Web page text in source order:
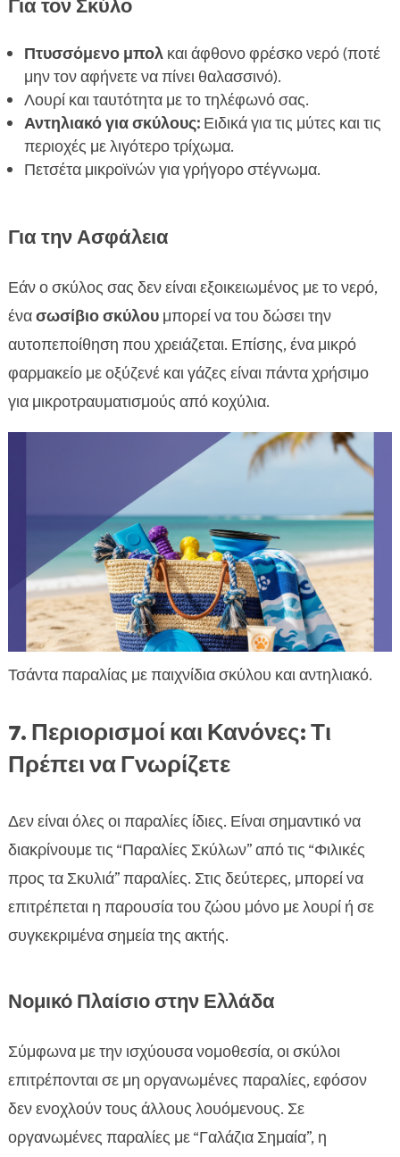
Για τον Σκύλο
Πτυσσόμενο μπολκαι άφθονο φρέσκο νερό (ποτέ
μην τον αφήνετε να πίνει θαλασσινό).
Λουρί και ταυτότητα με το τηλέφωνό σας.
Αντηλιακό για σκύλους:Ειδικά για τις μύτες και τις
περιοχές με λιγότερο τρίχωμα.
Πετσέτα μικροϊνών για γρήγορο στέγνωμα.
Για την Ασφάλεια
Εάν ο σκύλος σας δεν είναι εξοικειωμένος με το νερό,
ένασωσίβιο σκύλουμπορεί να του δώσει την
αυτοπεποίθηση που χρειάζεται. Επίσης, ένα μικρό
φαρμακείο με οξύζενέ και γάζες είναι πάντα χρήσιμο
για μικροτραυματισμούς από κοχύλια.
Τσάντα παραλίας με παιχνίδια σκύλου και αντηλιακό.
7. Περιορισμοί και Κανόνες: Τι
Πρέπει να Γνωρίζετε
Δεν είναι όλες οι παραλίες ίδιες. Είναι σημαντικό να
διακρίνουμε τις “Παραλίες Σκύλων” από τις “Φιλικές
προς τα Σκυλιά” παραλίες. Στις δεύτερες, μπορεί να
επιτρέπεται η παρουσία του ζώου μόνο με λουρί ή σε
συγκεκριμένα σημεία της ακτής.
Νομικό Πλαίσιο στην Ελλάδα
Σύμφωνα με την ισχύουσα νομοθεσία, οι σκύλοι
επιτρέπονται σε μη οργανωμένες παραλίες, εφόσον
δεν ενοχλούν τους άλλους λουόμενους. Σε
οργανωμένες παραλίες με “Γαλάζια Σημαία”, η